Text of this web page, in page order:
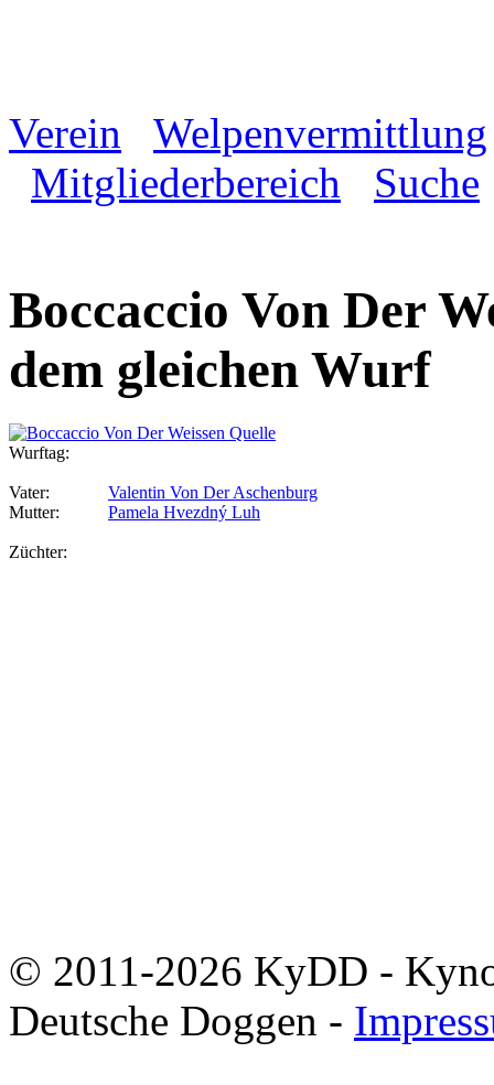
Verein
Welpenvermittlung
Mitgliederbereich
Suche
Boccaccio Von Der
dem gleichen Wurf
Wurftag:
Vater:
Valentin Von Der Aschenburg
Mutter:
Pamela Hvezdný Luh
Züchter:
© 2011-2026 KyDD -
Deutsche Doggen -